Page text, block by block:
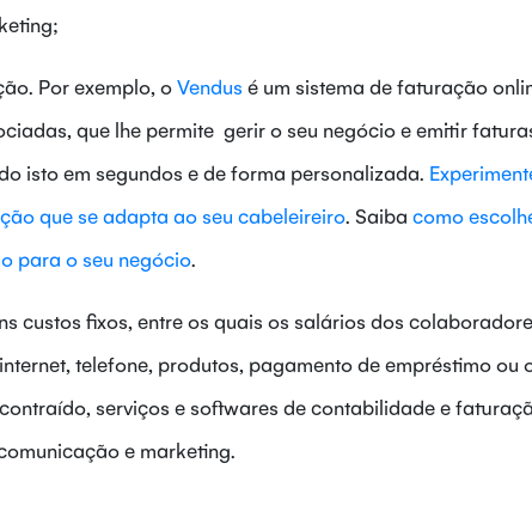
Por exemplo, oVendus é um sistema de faturação
que lhe permite gerir o seu negócio e emitir
isto em segundos e de forma personalizada.
que se adapta ao seu cabeleireiro. Saiba como
para o seu negócio.
custos fixos, entre os quais os salários dos
telefone, produtos, pagamento de empréstimo ou
serviços e softwares de contabilidade e
e marketing.